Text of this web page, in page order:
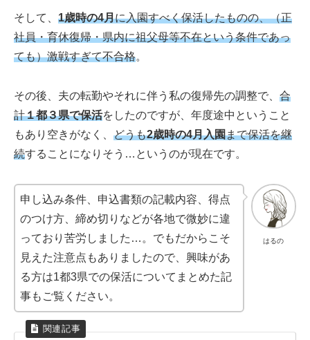
そして、 1歳時の4月に入園すべく保活したものの、（正
社員・育休復帰・県内に祖父母等不在という条件であっ
ても）激戦すぎて不合格。
その後、夫の転勤やそれに伴う私の復帰先の調整で、 合
計１都３県で保活をしたのですが、年度途中ということ
もあり空きがなく、 どうも2歳時の4月入園まで保活を継
続することになりそう…というのが現在です。
はるの
申し込み条件、申込書類の記載内容、得点
のつけ方、締め切りなどが各地で微妙に違
っており苦労しました…。でもだからこそ
見えた注意点もありましたので、興味があ
る方は1都3県での保活についてまとめた記
事もご覧ください。